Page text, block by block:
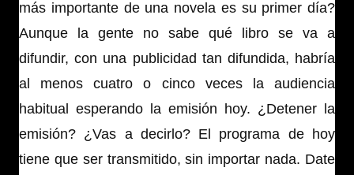
más importante de una novela es su primer día?
Aunque la gente no sabe qué libro se va a
difundir, con una publicidad tan difundida, habría
al menos cuatro o cinco veces la audiencia
habitual esperando la emisión hoy. ¿Detener la
emisión? ¿Vas a decirlo? El programa de hoy
tiene que ser transmitido, sin importar nada. Date